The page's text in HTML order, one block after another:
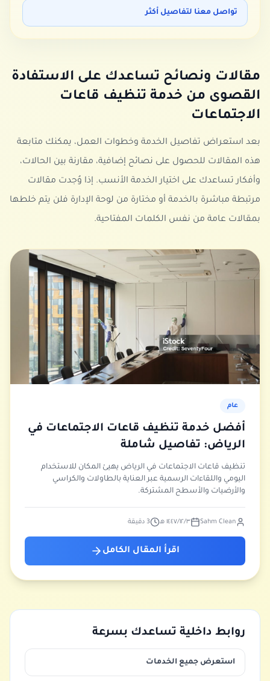
تواصل معنا لتفاصيل أكثر
مقالات ونصائح تساعدك على الاستفادة
القصوى من خدمة تنظيف قاعات
الاجتماعات
بعد استعراض تفاصيل الخدمة وخطوات العمل، يمكنك متابعة
هذه المقالات للحصول على نصائح إضافية، مقارنة بين الحالات،
وأفكار تساعدك على اختيار الخدمة الأنسب. إذا وُجدت مقالات
مرتبطة مباشرة بالخدمة أو مختارة من لوحة الإدارة فلن يتم خلطها
بمقالات عامة من نفس الكلمات المفتاحية.
عام
أفضل خدمة تنظيف قاعات الاجتماعات في
الرياض: تفاصيل شاملة
تنظيف قاعات الاجتماعات في الرياض يهيئ المكان للاستخدام
اليومي واللقاءات الرسمية عبر العناية بالطاولات والكراسي
والأرضيات والأسطح المشتركة.
Sahm Clean ٣‏/١٢‏/١٤٤٧ هـ 3 دقيقة
اقرأ المقال الكامل
روابط داخلية تساعدك بسرعة
استعرض جميع الخدمات